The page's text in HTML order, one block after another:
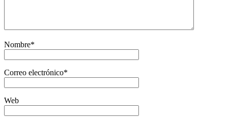
Nombre*
Correo electrónico*
Web